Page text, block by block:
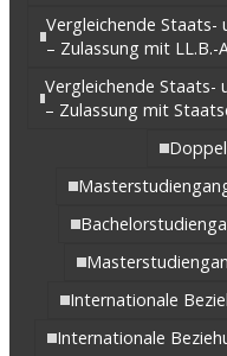
Vergleichende Staats-
– Zulassung mit LL.B.-
Vergleichende Staats-
– Zulassung mit
Internationale
Internationale